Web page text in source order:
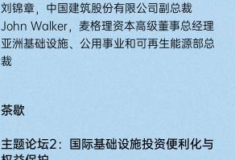
刘锦章，中国建筑股份有限公司副总裁
John Walker，麦格理资本高级董事总经理
亚洲基础设施、公用事业和可再生能源部总
裁
茶歇
主题论坛2：国际基础设施投资便利化与